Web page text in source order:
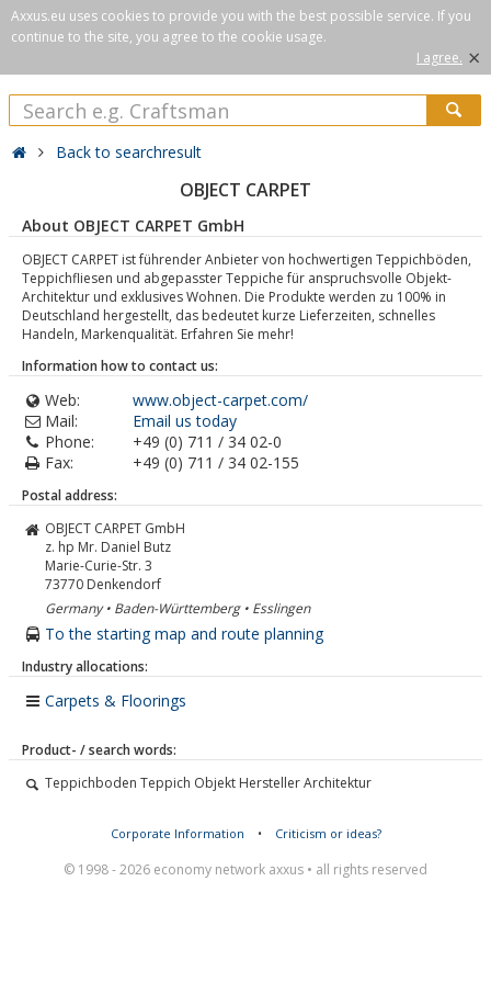
Axxus.eu uses cookies to provide you with the best possible service. If you
continue to the site, you agree to the cookie usage.
I agree. ×
Back to searchresult
OBJECT CARPET
About OBJECT CARPET GmbH
OBJECT CARPET ist führender Anbieter von hochwertigen Teppichböden,
Teppichfliesen und abgepasster Teppiche für anspruchsvolle Objekt-
Architektur und exklusives Wohnen. Die Produkte werden zu 100% in
Deutschland hergestellt, das bedeutet kurze Lieferzeiten, schnelles
Handeln, Markenqualität. Erfahren Sie mehr!
Information how to contact us:
Web:
www.object-carpet.com/
Mail:
Email us today
Phone:
+49 (0) 711 / 34 02-0
Fax:
+49 (0) 711 / 34 02-155
Postal address:
OBJECT CARPET GmbH
z. hp Mr. Daniel Butz
Marie-Curie-Str. 3
73770 Denkendorf
Germany • Baden-Württemberg • Esslingen
To the starting map and route planning
Industry allocations:
Carpets & Floorings
Product- / search words:
Teppichboden Teppich Objekt Hersteller Architektur
Corporate Information • Criticism or ideas?
© 1998 - 2026 economy network axxus • all rights reserved